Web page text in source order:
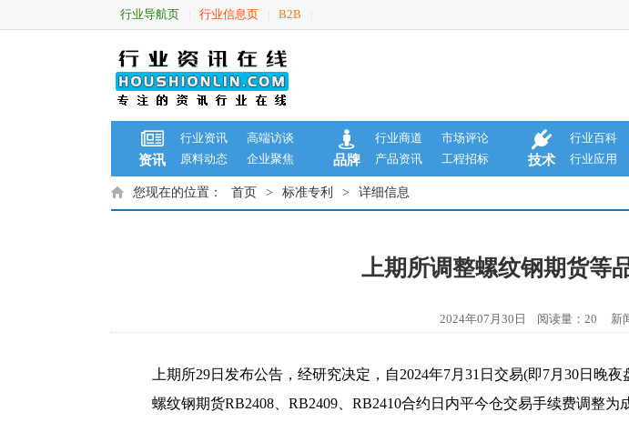
行业导航页 行业信息页 B2B
资讯
行业资讯
高端访谈
原料动态
企业聚焦 品牌
行业商道
市场评论
产品资讯
工程招标 技术
行业百科
行业应用
您现在的位置： 首页 > 标准专利 > 详细信息
上期所调整螺纹钢期货等
2024年07月30日 阅读量：20 新
上期所29日发布公告，经研究决定，自2024年7月31日交易(即7月30日晚夜
螺纹钢期货RB2408、RB2409、RB2410合约日内平今仓交易手续费调整